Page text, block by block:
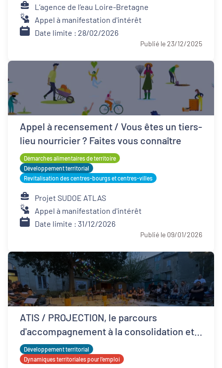
L’agence de l’eau Loire-Bretagne
Appel à manifestation d'intérêt
Date limite : 28/02/2026
Publié le 23/12/2025
Appel à recensement / Vous êtes un tiers-
lieu nourricier ? Faites vous connaître
Démarches alimentaires de territoire
Développement territorial
Revitalisation des centres-bourgs et centres-villes
Projet SUDOE ATLAS
Appel à manifestation d'intérêt
Date limite : 31/12/2026
Publié le 09/01/2026
ATIS / PROJECTION, le parcours
d'accompagnement à la consolidation et
développement ESS
Développement territorial
Dynamiques territoriales pour l’emploi